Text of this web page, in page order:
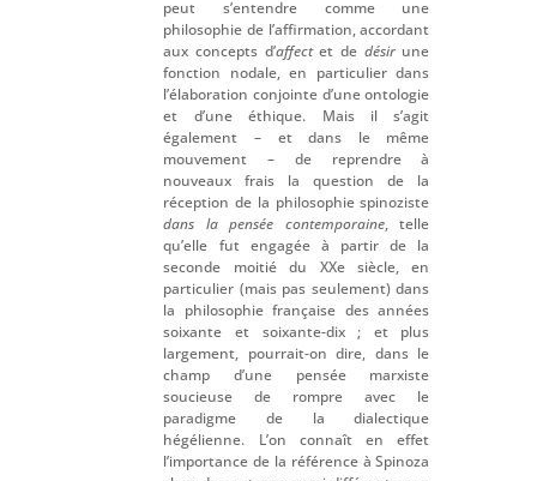
peut s’entendre comme une
philosophie de l’affirmation, accordant
aux concepts d’affectet de désirune
fonction nodale, en particulier dans
l’élaboration conjointe d’une ontologie
et d’une éthique. Mais il s’agit
également – et dans le même
mouvement – de reprendre à
nouveaux frais la question de la
réception de la philosophie spinoziste
dans la pensée contemporaine, telle
qu’elle fut engagée à partir de la
seconde moitié du XXe siècle, en
particulier (mais pas seulement) dans
la philosophie française des années
soixante et soixante-dix ; et plus
largement, pourrait-on dire, dans le
champ d’une pensée marxiste
soucieuse de rompre avec le
paradigme de la dialectique
hégélienne. L’on connaît en effet
l’importance de la référence à Spinoza